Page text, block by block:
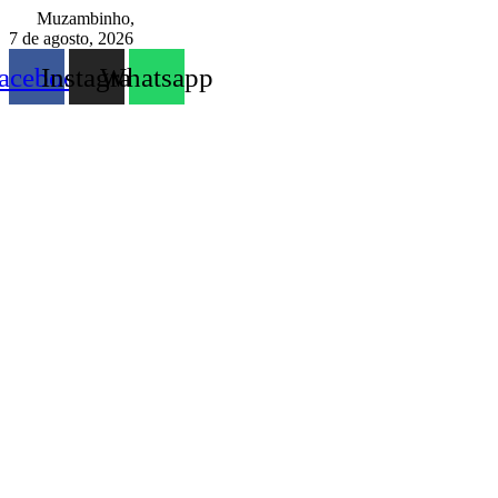
para
conteúdo
Muzambinho,
7 de agosto, 2026
InstagramWhatsapp